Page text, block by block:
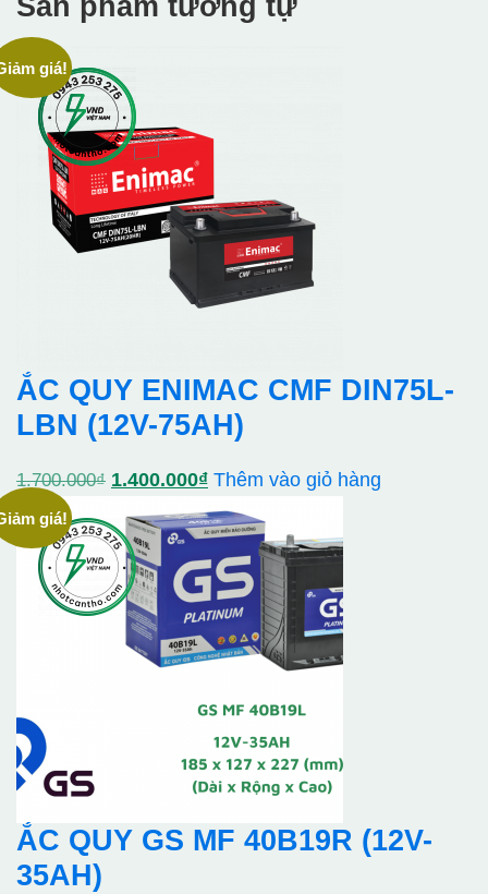
Sản phẩm tương tự
giá!
ẮC QUY ENIMAC CMF DIN75L-
LBN (12V-75AH)
1.700.000₫ Giá
gốc
là:
1.700.000₫.
1.400.000₫Giá
hiện
tại
là:
1.400.000₫.
Thêm vào giỏ hàng
giá!
ẮC QUY GS MF 40B19R (12V-
35AH)